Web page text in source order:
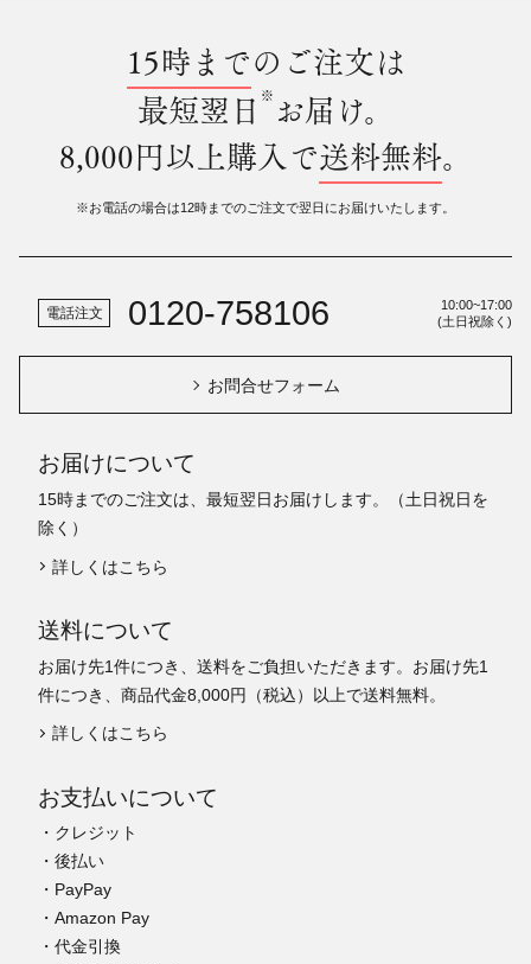
15時までのご注文は
最短翌日 ※ お届け。
8,000円以上購入で送料無料。
※お電話の場合は12時までのご注文で翌日にお届けいたします。
電話注文 0120-758106
10:00~17:00
(土日祝除く)
お問合せフォーム
お届けについて
15時までのご注文は、最短翌日お届けします。（土日祝日を
除く）
詳しくはこちら
送料について
お届け先1件につき、送料をご負担いただきます。お届け先1
件につき、商品代金8,000円（税込）以上で送料無料。
詳しくはこちら
お支払いについて
・クレジット
・後払い
・PayPay
・Amazon Pay
・代金引換